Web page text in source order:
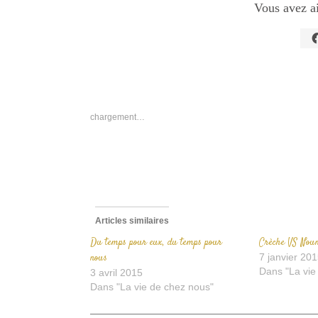
Vous avez
chargement…
Articles similaires
Du temps pour eux, du temps pour
nous
3 avril 2015
Dans "La vie de chez nous"
Crèche VS
7 janvier
Dans "La